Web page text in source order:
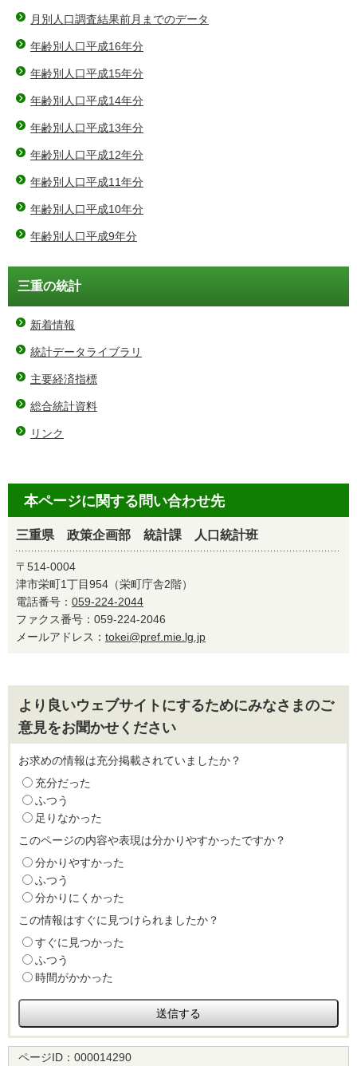
月別人口調査結果前月までのデータ
年齢別人口平成16年分
年齢別人口平成15年分
年齢別人口平成14年分
年齢別人口平成13年分
年齢別人口平成12年分
年齢別人口平成11年分
年齢別人口平成10年分
年齢別人口平成9年分
三重の統計
新着情報
統計データライブラリ
主要経済指標
総合統計資料
リンク
本ページに関する問い合わせ先
三重県 政策企画部 統計課 人口統計班
〒514-0004
津市栄町1丁目954（栄町庁舎2階）
電話番号： 059-224-2044
ファクス番号：059-224-2046
メールアドレス： tokei@pref.mie.lg.jp
より良いウェブサイトにするためにみなさまのご
意見をお聞かせください
お求めの情報は充分掲載されていましたか？
充分だった
ふつう
足りなかった
このページの内容や表現は分かりやすかったですか？
分かりやすかった
ふつう
分かりにくかった
この情報はすぐに見つけられましたか？
すぐに見つかった
ふつう
時間がかかった
ページID： 000014290